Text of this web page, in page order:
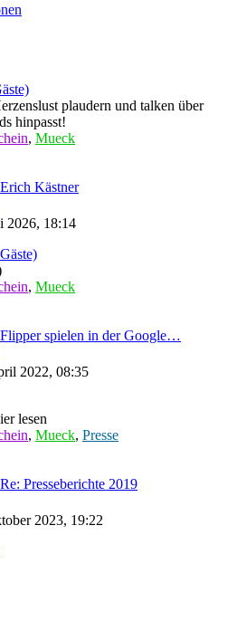
plaudern und talken über
hinpasst!
, Mueck
Erich Kästner
2026, 18:14
, Mueck
Flipper spielen in der Google…
2022, 08:35
lesen
, Mueck, Presse
Re: Presseberichte 2019
2023, 19:22